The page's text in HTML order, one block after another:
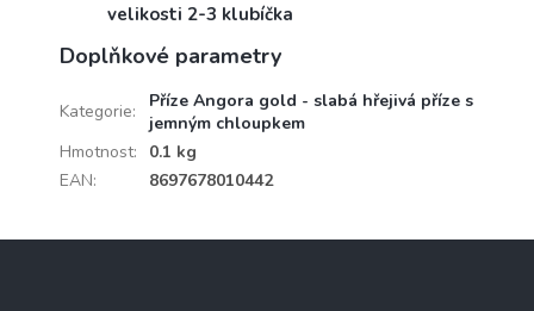
velikosti 2-3 klubíčka
Doplňkové parametry
Kategorie:
Příze Angora gold - slabá hřejivá příze s
jemným chloupkem
Hmotnost:
0.1 kg
EAN: 8697678010442